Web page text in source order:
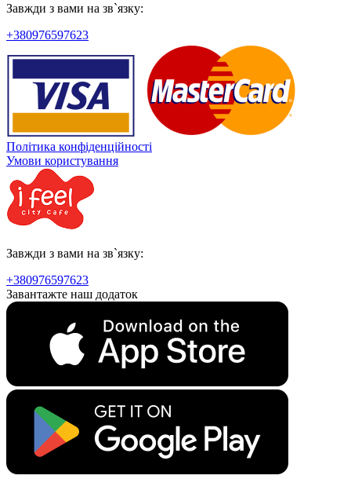
Завжди з вами на зв`язку:
+380976597623
Політика конфіденційності
Умови користування
Завжди з вами на зв`язку:
+380976597623
Завантажте наш додаток